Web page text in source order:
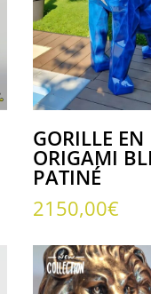
GORILLE EN
ORIGAMI
PATINÉ
2150,00€